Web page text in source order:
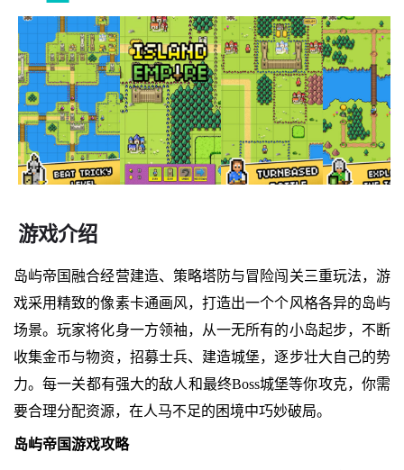
游戏介绍
岛屿帝国融合经营建造、策略塔防与冒险闯关三重玩法，游
戏采用精致的像素卡通画风，打造出一个个风格各异的岛屿
场景。玩家将化身一方领袖，从一无所有的小岛起步，不断
收集金币与物资，招募士兵、建造城堡，逐步壮大自己的势
力。每一关都有强大的敌人和最终Boss城堡等你攻克，你需
要合理分配资源，在人马不足的困境中巧妙破局。
岛屿帝国游戏攻略